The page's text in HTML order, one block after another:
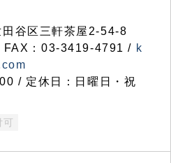
谷区三軒茶屋2-54-8
：03-3419-4791 / k
/ 定休日：日曜日・祝
可